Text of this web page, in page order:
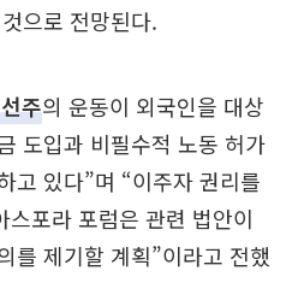
으로 전망된다.
주의 운동이 외국인을 대상
도입과 비필수적 노동 허가
고 있다”며 “이주자 권리를
스포라 포럼은 관련 법안이
를 제기할 계획”이라고 전했